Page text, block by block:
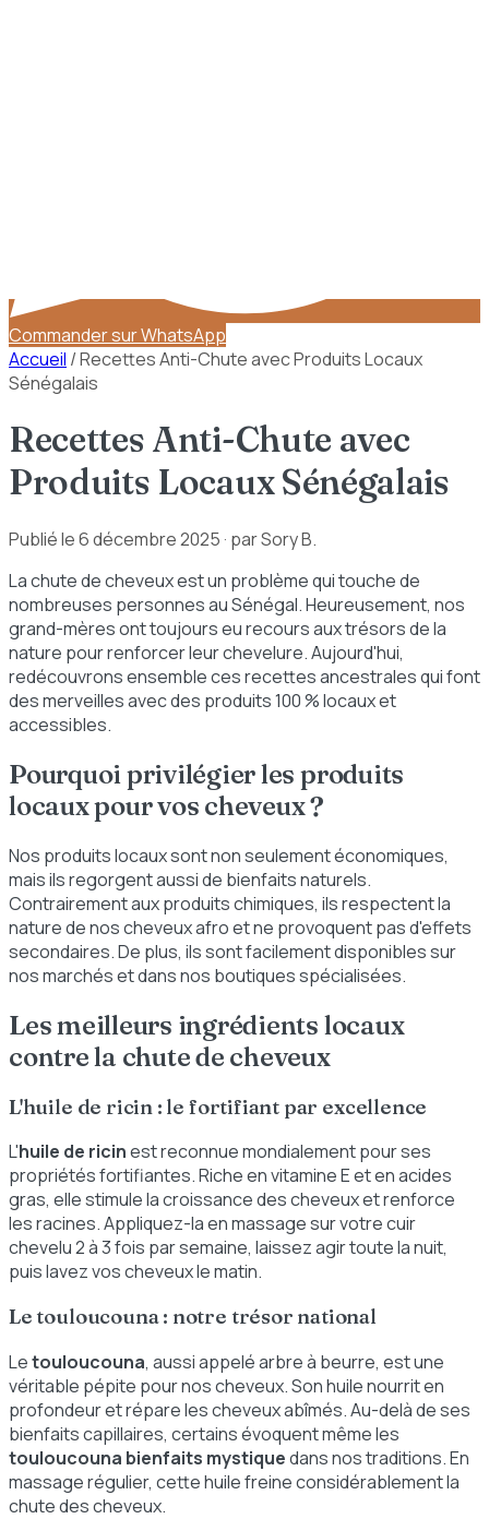
Commander sur WhatsApp
Accueil /Recettes Anti-Chute avec Produits Locaux
Sénégalais
Recettes Anti-Chute avec
Produits Locaux Sénégalais
Publié le6 décembre 2025 · par Sory B.
La chute de cheveux est un problème qui touche de
nombreuses personnes au Sénégal. Heureusement, nos
grand-mères ont toujours eu recours aux trésors de la
nature pour renforcer leur chevelure. Aujourd'hui,
redécouvrons ensemble ces recettes ancestrales qui font
des merveilles avec des produits 100 % locaux et
accessibles.
Pourquoi privilégier les produits
locaux pour vos cheveux ?
Nos produits locaux sont non seulement économiques,
mais ils regorgent aussi de bienfaits naturels.
Contrairement aux produits chimiques, ils respectent la
nature de nos cheveux afro et ne provoquent pas d'effets
secondaires. De plus, ils sont facilement disponibles sur
nos marchés et dans nos boutiques spécialisées.
Les meilleurs ingrédients locaux
contre la chute de cheveux
L'huile de ricin : le fortifiant par excellence
L'huile de ricinest reconnue mondialement pour ses
propriétés fortifiantes. Riche en vitamine E et en acides
gras, elle stimule la croissance des cheveux et renforce
les racines. Appliquez-la en massage sur votre cuir
chevelu 2 à 3 fois par semaine, laissez agir toute la nuit,
puis lavez vos cheveux le matin.
Le touloucouna : notre trésor national
Letouloucouna, aussi appelé arbre à beurre, est une
véritable pépite pour nos cheveux. Son huile nourrit en
profondeur et répare les cheveux abîmés. Au-delà de ses
bienfaits capillaires, certains évoquent même les
touloucouna bienfaits mystiquedans nos traditions. En
massage régulier, cette huile freine considérablement la
chute des cheveux.